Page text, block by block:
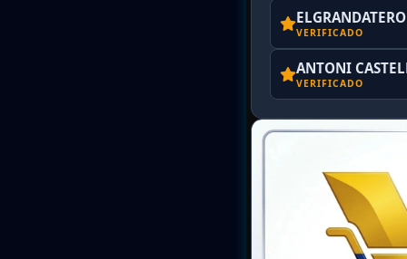
VERIFICADO
ANTONI
VERIFICADO